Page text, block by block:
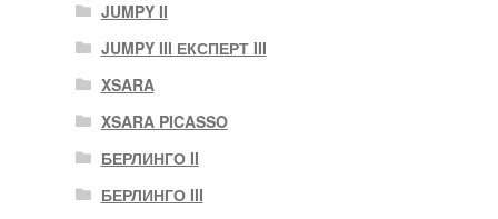
JUMPY II
JUMPY III ЕКСПЕРТ III
XSARA
XSARA PICASSO
БЕРЛИНГО II
БЕРЛИНГО III